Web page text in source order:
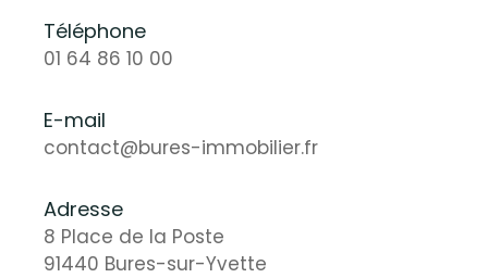
Téléphone
01 64 86 10 00
E-mail
contact@bures-immobilier.fr
Adresse
8 Place de la Poste
91440 Bures-sur-Yvette